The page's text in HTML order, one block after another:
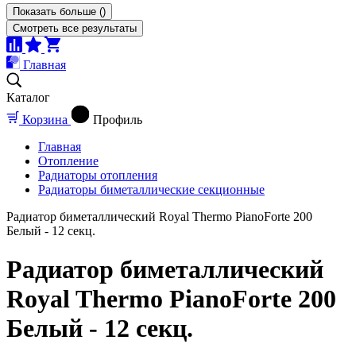
Показать больше ()
Смотреть все результаты
Главная
Каталог
Корзина
Профиль
Главная
Отопление
Радиаторы отопления
Радиаторы биметаллические секционные
Радиатор биметаллический Royal Thermo PianoForte 200
Белый - 12 секц.
Радиатор биметаллический
Royal Thermo PianoForte 200
Белый - 12 секц.